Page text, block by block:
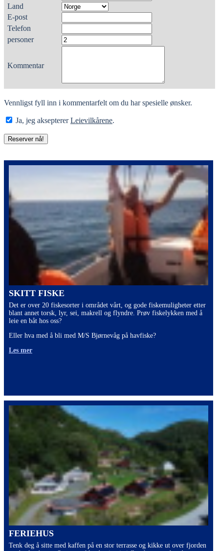
Land
E-post
Telefon
personer
Kommentar
Vennligst fyll inn i kommentarfelt om du har spesielle ønsker.
Ja, jeg akseptererLeievilkårene.
SKITT FISKE
Det er over 20 fiskesorter i området vårt, og gode fiskemuligheter etter
blant annet torsk, lyr, sei, makrell og flyndre. Prøv fiskelykken med å
leie en båt hos oss?
Eller hva med å bli med M/S Bjørnevåg på havfiske?
Les mer
FERIEHUS
Tenk deg å sitte med kaffen på en stor terrasse og kikke ut over fjorden